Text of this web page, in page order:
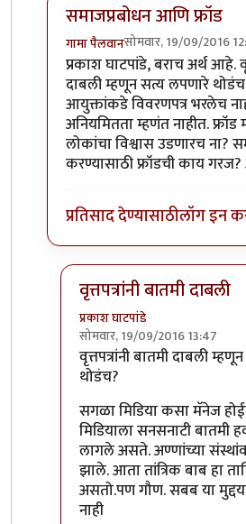
समाजप्रबोधन आणि फ्रॉड
गामा पैलवानसोमवार, 19/09/2016
In reply toहा मुद्दा सनातनवाले
प्रकाश घाटपांडे, बराच अर्थ आहे.
दाबली म्हणून सत्य लपणारे थोडंच?
आयुक्तांकडे विवरणपत्र भरलेच
अनियमितता म्हणंत नाहीत. फ्रॉड
लोकांचा विश्वास उडणारच ना?
करण्यासाठी फ्रॉडची काय
प्रतिसाद देण्यासाठीलॉग इन
वृत्तपत्रांनी बातमी दाबली
प्रकाश घाटपांडे
सोमवार, 19/09/2016 13:47
In reply toसमाजप्रबोधन
वृत्तपत्रांनी बातमी दाबली
थोडंच?
सगळा मिडिया कसा मॅनेज
मिडियाला सनसनाटी बातमी
लागले असते. अण्णांच्या
झाले. आता तांत्रिक बाब हा
असतो.पण गौण. सबब या
नाही